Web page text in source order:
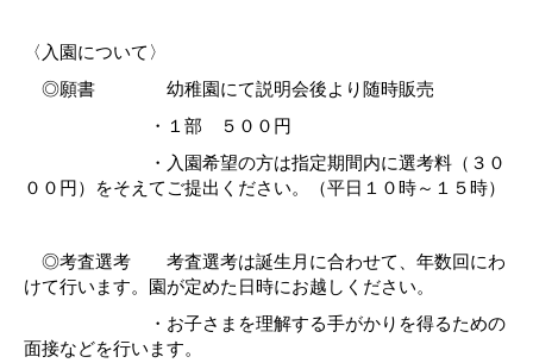
〈 入園について〉
◎願書 幼稚園にて説明会後より随時販売
・１部 ５００円
・入園希望の方は指定期間内に選考料（３０
００円）をそえてご提出ください。（平日１０時～１５時）
◎考査選考 考査選考は誕生月に合わせて、年数回にわ
けて行います。園が定めた日時にお越しください。
・お子さまを理解する手がかりを得るための
面接などを行います。